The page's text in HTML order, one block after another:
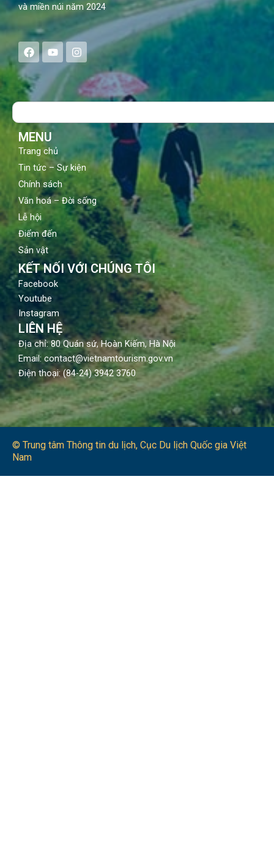
và miền núi năm 2024
F
a
e
b
o
Y
o
t
u
b
I
n
s
a
g
Search
MENU
Trang chủ
Tin tức – Sự kiện
Chính sách
Văn hoá – Đời sống
Lễ hội
Điểm đến
Sản vật
KẾT NỐI VỚI CHÚNG TÔI
Facebook
Youtube
Instagram
LIÊN HỆ
Địa chỉ: 80 Quán sứ, Hoàn Kiếm, Hà Nội
Email: contact@vietnamtourism.gov.vn
Điện thoại: (84-24) 3942 3760
© Trung tâm Thông tin du lịch​, Cục Du lịch Quốc gia Việt
Nam